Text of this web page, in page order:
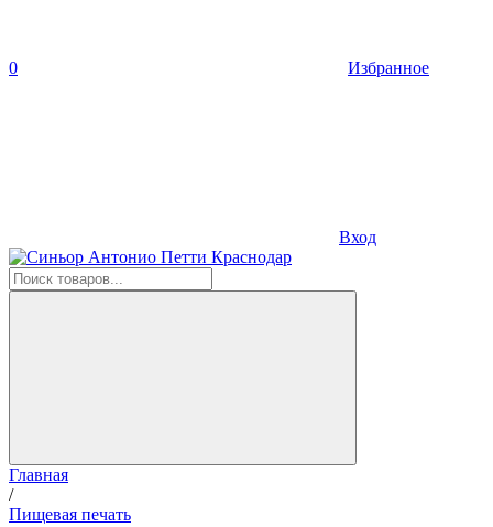
0 Избранное
Вход
Главная
/
Пищевая печать